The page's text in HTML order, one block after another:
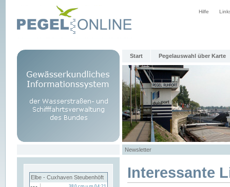
Hilfe
Start Pegelauswahl über Karte
Newsletter
Elbe - Cuxhaven Steubenhöft Interessante